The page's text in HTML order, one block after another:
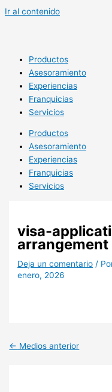
Ir al contenido
Productos
Asesoramiento
Experiencias
Franquicias
Servicios
Productos
Asesoramiento
Experiencias
Franquicias
Servicios
visa-
arrangement
Deja un comentario /
enero, 2026
← Medios anterior